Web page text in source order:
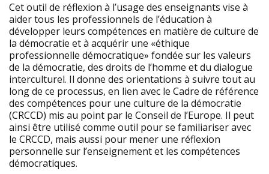
Cet outil de réflexion à l’usage des enseignants vise à
aider tous les professionnels de l’éducation à
développer leurs compétences en matière de culture de
la démocratie et à acquérir une «éthique
professionnelle démocratique» fondée sur les valeurs
de la démocratie, des droits de l’homme et du dialogue
interculturel. Il donne des orientations à suivre tout au
long de ce processus, en lien avec le Cadre de référence
des compétences pour une culture de la démocratie
(CRCCD) mis au point par le Conseil de l’Europe. Il peut
ainsi être utilisé comme outil pour se familiariser avec
le CRCCD, mais aussi pour mener une réflexion
personnelle sur l’enseignement et les compétences
démocratiques.